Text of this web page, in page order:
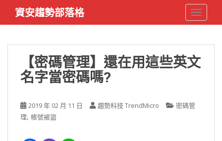
i
資安趨勢部落格
【密碼管理】還在用這些英文
名字當密碼嗎?
2019 年 02 月 11 日 趨勢科技 TrendMicro
密碼管
理, 帳號被盜